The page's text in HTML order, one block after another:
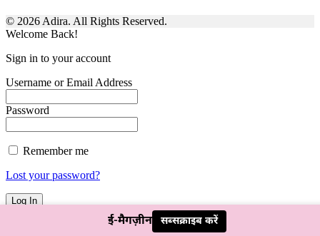
ई-मैगज़ीन सब्सक्राइब करें
© 2026 Adira. All Rights Reserved.
Welcome Back!
Sign in to your account
Username or Email Address
Password
Remember me
Lost your password?
Sign Up